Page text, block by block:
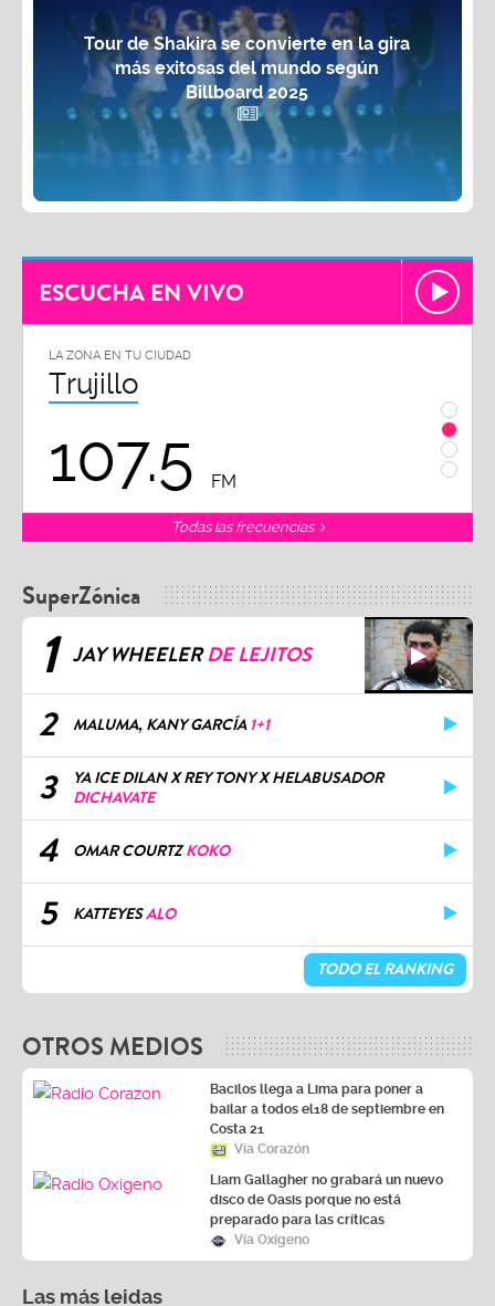
Tour de Shakira se convierte en la gira
más exitosas del mundo según
Billboard 2025
ESCUCHA EN VIVO
LA ZONA EN TU CIUDAD
Trujillo
107.5 FM
Todas las frecuencias
SuperZónica
1 JAY WHEELERDE LEJITOS
2 MALUMA, KANY GARCÍA 1+1
3
YA ICE DILAN X REY TONY X HELABUSADOR
DICHAVATE
4 OMAR COURTZKOKO
5 KATTEYESALO
TODO EL RANKING
OTROS MEDIOS
Bacilos llega a Lima para poner a
bailar a todos el18 de septiembre en
Costa 21
Vía Corazón
Liam Gallagher no grabará un nuevo
disco de Oasis porque no está
preparado para las críticas
Vía Oxígeno
Las más leidas